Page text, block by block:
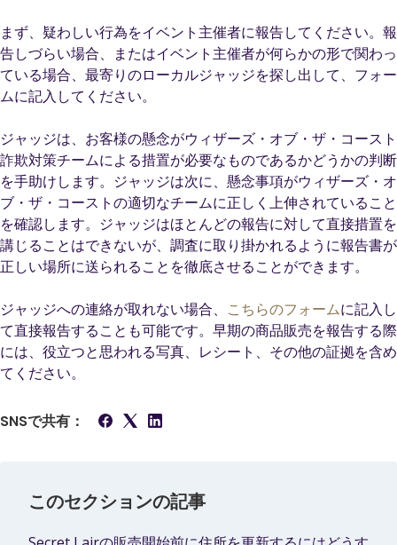
まず、疑わしい行為をイベント主催者に報告してください。報
告しづらい場合、またはイベント主催者が何らかの形で関わっ
ている場合、最寄りのローカルジャッジを探し出して、フォー
ムに記入してください。
ジャッジは、お客様の懸念がウィザーズ・オブ・ザ・コースト
詐欺対策チームによる措置が必要なものであるかどうかの判断
を手助けします。ジャッジは次に、懸念事項がウィザーズ・オ
ブ・ザ・コーストの適切なチームに正しく上伸されていること
を確認します。ジャッジはほとんどの報告に対して直接措置を
講じることはできないが、調査に取り掛かれるように報告書が
正しい場所に送られることを徹底させることができます。
ジャッジへの連絡が取れない場合、 こちらのフォームに記入し
て直接報告することも可能です。早期の商品販売を報告する際
には、役立つと思われる写真、レシート、その他の証拠を含め
てください。
SNSで共有：
このセクションの記事